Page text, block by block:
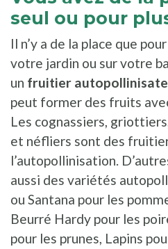
seul ou pour
Il n’y a de la place que
votre jardin ou sur votre
un fruitier
peut former des fruits
Les cognassiers,
et néfliers sont des
l’autopollinisation.
aussi des variétés
ou Santana pour les
Beurré Hardy pour les
pour les prunes, Lapins